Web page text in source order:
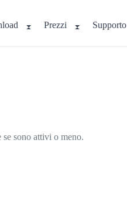
Prezzi Supporto
sono attivi o meno.